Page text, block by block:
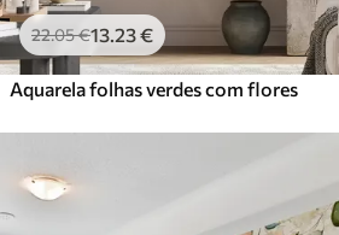
22.05€13 .23€
Aquarela folhas verdes com flores